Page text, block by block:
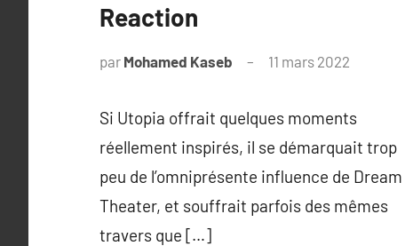
Reaction
par Mohamed Kaseb 11 mars 2022
Si Utopia offrait quelques moments
réellement inspirés, il se démarquait trop
peu de l’omniprésente influence de Dream
Theater, et souffrait parfois des mêmes
travers que […]